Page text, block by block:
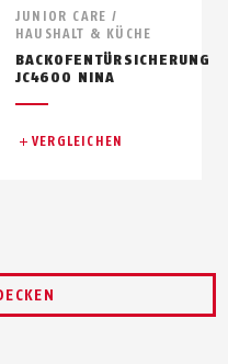
JUNIOR CARE /
HAUSHALT & KÜCHE
BACKOFENTÜRSICHERUNG
JC4600 NINA
VERGLEICHEN